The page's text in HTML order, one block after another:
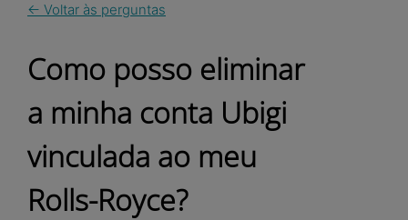
← Voltar às perguntas
Como posso eliminar
a minha conta Ubigi
vinculada ao meu
Rolls-Royce?